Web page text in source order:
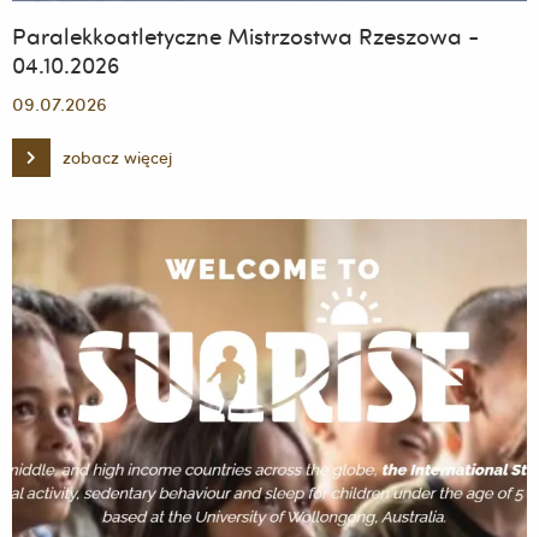
Paralekkoatletyczne Mistrzostwa Rzeszowa -
04.10.2026
09.07.2026
zobacz więcej
Paralekkoatletyczne
Mistrzostwa
-